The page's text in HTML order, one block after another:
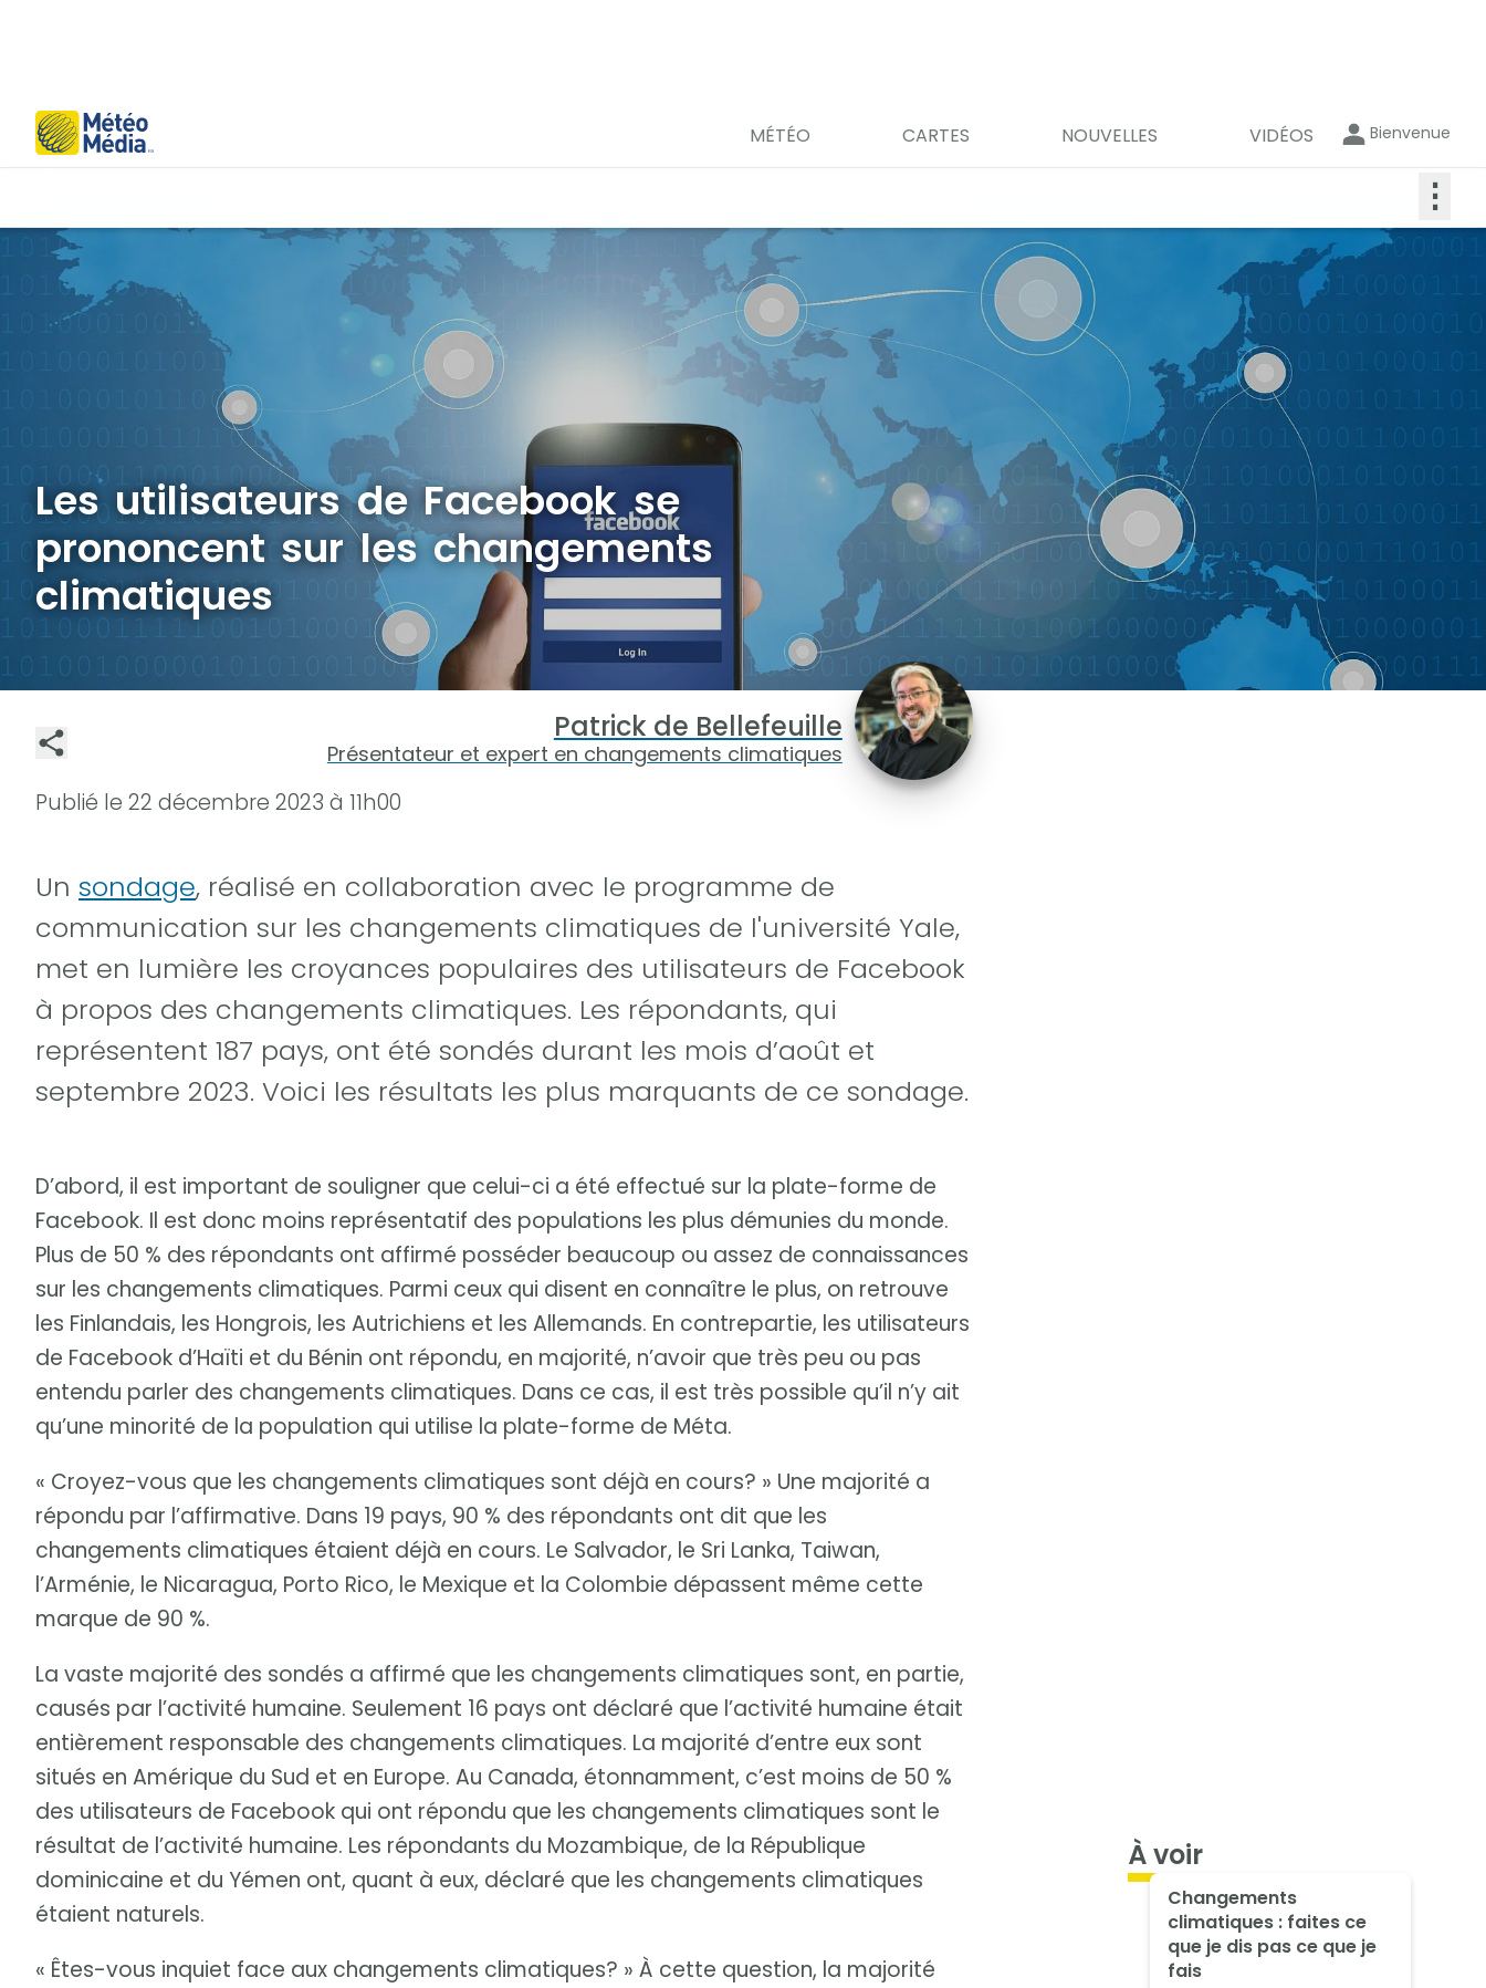
MÉTÉO CARTES NOUVELLES VIDÉOS Bienvenue
⋮
Les utilisateurs de Facebook se
prononcent sur les changements
climatiques
Patrick de Bellefeuille
Présentateur et expert en changements climatiques
Publié le 22 décembre 2023 à 11h00
Un sondage, réalisé en collaboration avec le programme de
communication sur les changements climatiques de l'université Yale,
met en lumière les croyances populaires des utilisateurs de Facebook
à propos des changements climatiques. Les répondants, qui
représentent 187 pays, ont été sondés durant les mois d’août et
septembre 2023. Voici les résultats les plus marquants de ce sondage.
D’abord, il est important de souligner que celui-ci a été effectué sur la plate-forme de
Facebook. Il est donc moins représentatif des populations les plus démunies du monde.
Plus de 50 % des répondants ont affirmé posséder beaucoup ou assez de connaissances
sur les changements climatiques. Parmi ceux qui disent en connaître le plus, on retrouve
les Finlandais, les Hongrois, les Autrichiens et les Allemands. En contrepartie, les utilisateurs
de Facebook d’Haïti et du Bénin ont répondu, en majorité, n’avoir que très peu ou pas
entendu parler des changements climatiques. Dans ce cas, il est très possible qu’il n’y ait
qu’une minorité de la population qui utilise la plate-forme de Méta.
« Croyez-vous que les changements climatiques sont déjà en cours? » Une majorité a
répondu par l’affirmative. Dans 19 pays, 90 % des répondants ont dit que les
changements climatiques étaient déjà en cours. Le Salvador, le Sri Lanka, Taiwan,
l’Arménie, le Nicaragua, Porto Rico, le Mexique et la Colombie dépassent même cette
marque de 90 %.
La vaste majorité des sondés a affirmé que les changements climatiques sont, en partie,
causés par l’activité humaine. Seulement 16 pays ont déclaré que l’activité humaine était
entièrement responsable des changements climatiques. La majorité d’entre eux sont
situés en Amérique du Sud et en Europe. Au Canada, étonnamment, c’est moins de 50 %
des utilisateurs de Facebook qui ont répondu que les changements climatiques sont le
résultat de l’activité humaine. Les répondants du Mozambique, de la République
dominicaine et du Yémen ont, quant à eux, déclaré que les changements climatiques
étaient naturels.
« Êtes-vous inquiet face aux changements climatiques? » À cette question, la majorité
À voir
Changements
climatiques : faites ce
que je dis pas ce que je
fais